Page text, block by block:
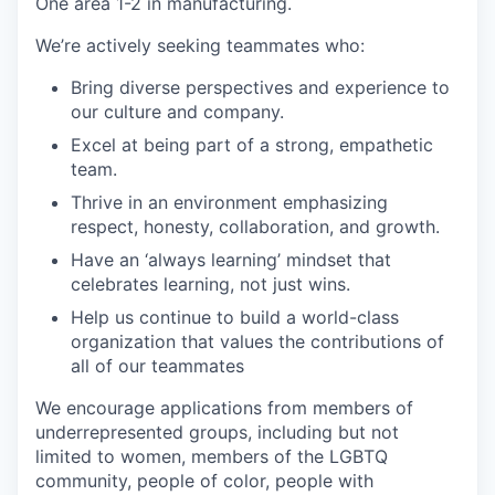
We’re actively seeking teammates who:
Bring diverse perspectives and experience to
our culture and company.
Excel at being part of a strong, empathetic
team.
Thrive in an environment emphasizing
respect, honesty, collaboration, and growth.
Have an ‘always learning’ mindset that
celebrates learning, not just wins.
Help us continue to build a world-class
organization that values the contributions of
all of our teammates
We encourage applications from members of
underrepresented groups, including but not
limited to women, members of the LGBTQ
community, people of color, people with